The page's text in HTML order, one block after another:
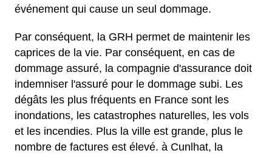
événement qui cause un seul dommage.
Par conséquent, la GRH permet de maintenir les
caprices de la vie. Par conséquent, en cas de
dommage assuré, la compagnie d'assurance doit
indemniser l'assuré pour le dommage subi. Les
dégâts les plus fréquents en France sont les
inondations, les catastrophes naturelles, les vols
et les incendies. Plus la ville est grande, plus le
nombre de factures est élevé. à Cunlhat, la